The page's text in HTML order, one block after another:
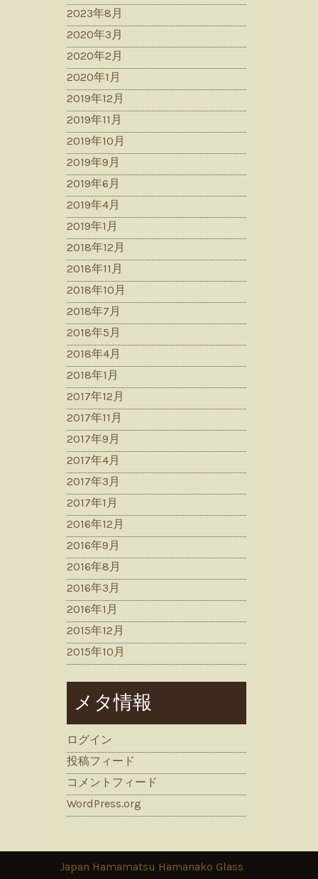
2023年8月
2020年3月
2020年2月
2020年1月
2019年12月
2019年11月
2019年10月
2019年9月
2019年6月
2019年4月
2019年1月
2018年12月
2018年11月
2018年10月
2018年7月
2018年5月
2018年4月
2018年1月
2017年12月
2017年11月
2017年9月
2017年4月
2017年3月
2017年1月
2016年12月
2016年9月
2016年8月
2016年3月
2016年1月
2015年12月
2015年10月
メタ情報
ログイン
投稿フィード
コメントフィード
WordPress.org
Japan Hamamatsu Hamanako Glass